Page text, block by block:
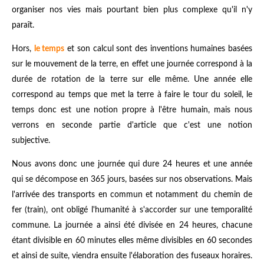
organiser nos vies mais pourtant bien plus complexe qu'il n'y
paraît.
Hors, le temps et son calcul sont des inventions humaines basées
sur le mouvement de la terre, en effet une journée correspond à la
durée de rotation de la terre sur elle même. Une année elle
correspond au temps que met la terre à faire le tour du soleil, le
temps donc est une notion propre à l'être humain, mais nous
verrons en seconde partie d'article que c'est une notion
subjective.
Nous avons donc une journée qui dure 24 heures et une année
qui se décompose en 365 jours, basées sur nos observations. Mais
l'arrivée des transports en commun et notamment du chemin de
fer (train), ont obligé l'humanité à s'accorder sur une temporalité
commune. La journée a ainsi été divisée en 24 heures, chacune
étant divisible en 60 minutes elles même divisibles en 60 secondes
et ainsi de suite, viendra ensuite l'élaboration des fuseaux horaires.